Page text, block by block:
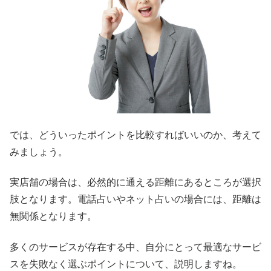
では、どういったポイントを比較すればいいのか、考えて
みましょう。
実店舗の場合は、必然的に通える距離にあるところが選択
肢となります。電話占いやネット占いの場合には、距離は
無関係となります。
多くのサービスが存在する中、自分にとって最適なサービ
スを失敗なく選ぶポイントについて、説明しますね。